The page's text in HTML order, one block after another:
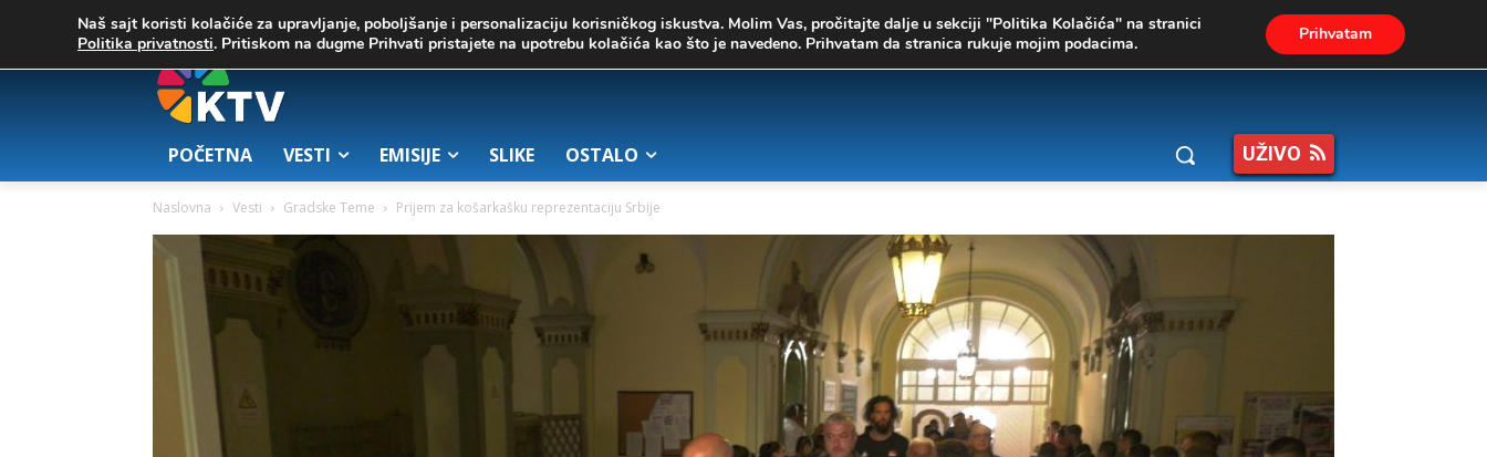
30.9 Zrenjanin 05. август 2026.
POČETNA VESTI EMISIJE SLIKE OSTALO UŽIVO
Naslovna Vesti Gradske Teme Prijem za košarkašku reprezentaciju Srbije
Naš sajt koristi kolačiće za upravljanje, poboljšanje i personalizaciju korisničkog iskustva. Molim Vas, pročitajte dalje u sekciji "Politika Kolačića" na stranici
Politika privatnosti. Pritiskom na dugme Prihvati pristajete na upotrebu kolačića kao što je navedeno. Prihvatam da stranica rukuje mojim podacima. Prihvatam